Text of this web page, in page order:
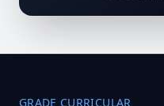
GRADE CURRICULAR